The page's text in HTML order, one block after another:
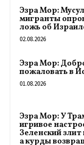
Эзра Мор:
мигранты
ложь об
02.08.2026
Эзра Мор:
пожаловать в
01.08.2026
Эзра Мор: У
игривое
Зеленский
а курды